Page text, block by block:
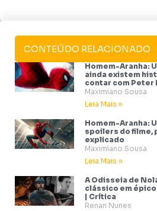
CONTEÚDO RELACIONADO
Homem-Aranha:
ainda existem
contar com Peter
Maximiano Sousa
Leia Mais »
Homem-Aranha:
spoilers do filme,
explicado
Maximiano Sousa
Leia Mais »
A Odisseia de
clássico em
| Crítica
Renan Nunes